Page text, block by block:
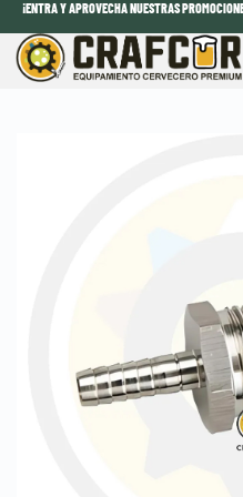
contenido
¡ENTRA Y APROVECHA NUESTRAS